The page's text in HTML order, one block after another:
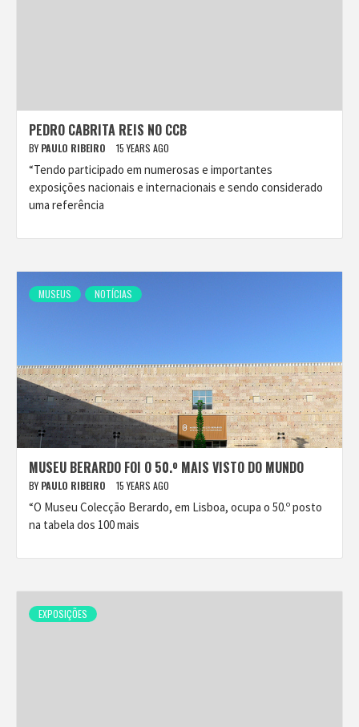
PEDRO CABRITA REIS NO CCB
BY PAULO RIBEIRO 15 YEARS AGO
“Tendo participado em numerosas e importantes
exposições nacionais e internacionais e sendo considerado
uma referência
MUSEUS NOTÍCIAS
MUSEU BERARDO FOI O 50.º MAIS VISTO DO MUNDO
BY PAULO RIBEIRO 15 YEARS AGO
“O Museu Colecção Berardo, em Lisboa, ocupa o 50.º posto
na tabela dos 100 mais
EXPOSIÇÕES